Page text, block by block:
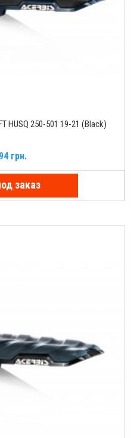
HUSQ 250-501 19-21 (Black)
грн.
заказ